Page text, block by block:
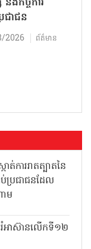
ជាជន
2026 ព័ត៌មាន
ត់ការរាតត្បាតនៃ
ប្រជាជនដែល
ម
ប់រំអាស៊ានលើកទី១២